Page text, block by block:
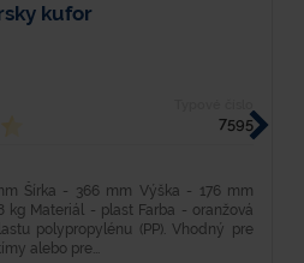
kufor
7595
Šírka - 366 mm Výška - 176 mm
kg Materiál - plast Farba - oranžová
polypropylénu (PP). Vhodný pre
alebo pre...